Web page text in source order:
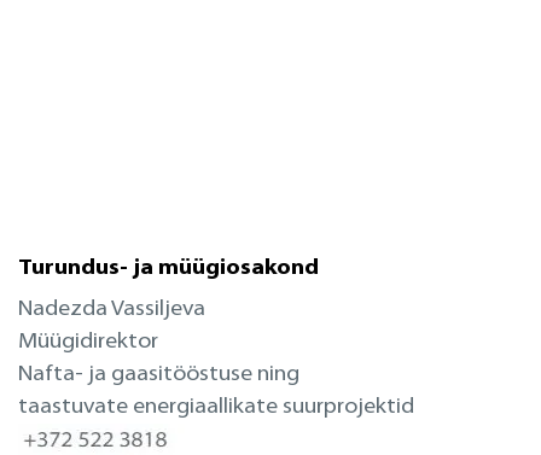
Turundus- ja müügiosakond
Nadezda Vassiljeva
Müügidirektor
Nafta- ja gaasitööstuse ning
taastuvate energiaallikate suurprojektid